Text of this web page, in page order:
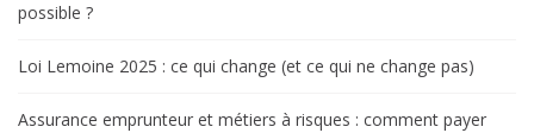
possible ?
Loi Lemoine 2025 : ce qui change (et ce qui ne change pas)
Assurance emprunteur et métiers à risques : comment payer